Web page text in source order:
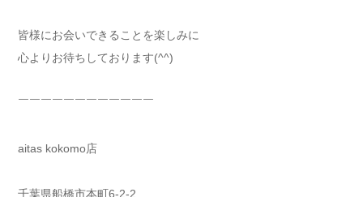
皆様にお会いできることを楽しみに
心よりお待ちしております(^^)
￣￣￣￣￣￣￣￣￣￣￣￣
aitas kokomo店
千葉県船橋市本町6-2-2